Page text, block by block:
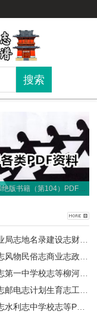
一些稀缺和绝版书籍（第104）PDF电子版
一些稀缺和绝版书籍（第102）PDF电子版